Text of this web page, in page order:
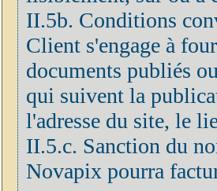
II.5b. Conditions
Client s'engage à
documents publiés
qui suivent la
l'adresse du site, le
II.5.c. Sanction du
Novapix pourra